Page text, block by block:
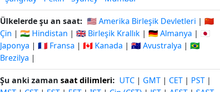
Ülkelerde şu an saat: 🇺🇸 Amerika Birleşik Devletleri | 🇨🇳
Çin | 🇮🇳 Hindistan | 🇬🇧 Birleşik Krallık | 🇩🇪 Almanya | 🇯🇵
Japonya | 🇫🇷 Fransa | 🇨🇦 Kanada | 🇦🇺 Avustralya | 🇧🇷
Brezilya |
Şu anki zaman saat dilimleri: UTC | GMT | CET | PST |